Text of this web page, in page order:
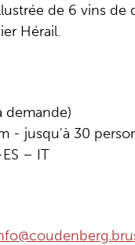
de 6 vins de
Hérail.
demande)
- jusqu'à 30
– IT